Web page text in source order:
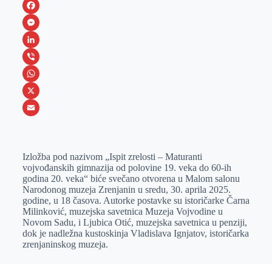
F
a
c
e
b
o
M
e
s
s
e
e
r
L
i
n
k
I
n
V
i
b
W
h
s
A
p
p
X
a
i
l
Izložba pod nazivom „Ispit zrelosti – Maturanti
vojvođanskih gimnazija od polovine 19. veka do 60-ih
godina 20. veka“ biće svečano otvorena u Malom salonu
Narodonog muzeja Zrenjanin u sredu, 30. aprila 2025.
godine, u 18 časova. Autorke postavke su istoričarke Čarna
Milinković, muzejska savetnica Muzeja Vojvodine u
Novom Sadu, i Ljubica Otić, muzejska savetnica u penziji,
dok je nadležna kustoskinja Vladislava Ignjatov, istoričarka
zrenjaninskog muzeja.